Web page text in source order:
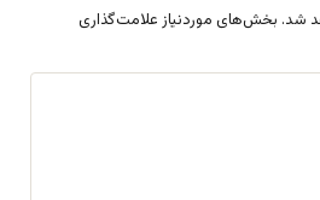
شد. بخش‌های موردنیاز علامت‌گذاری